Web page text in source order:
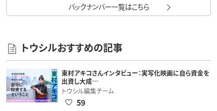
バックナンバー一覧はこちら
トウシルおすすめの記事
東村アキコさんインタビュー：実写化映画に自ら資金を
出資し大成…
トウシル編集チーム
59